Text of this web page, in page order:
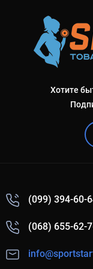
Хотите
(099) 394-60-
(068) 655-62-